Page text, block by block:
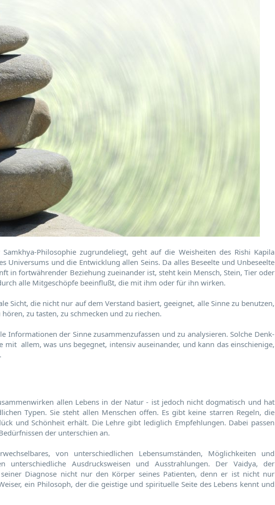
Philosophie zugrundeliegt, geht auf die Weisheiten des Rishi Kapila
Universums und die Entwicklung allen Seins. Da alles Beseelte und Unbeseelte
in fortwährender Beziehung zueinander ist, steht kein Mensch, Stein, Tier oder
alle Mitgeschöpfe beeinflußt, die mit ihm oder für ihn wirken.
Sicht, die nicht nur auf dem Verstand basiert, geeignet, alle Sinne zu benutzen,
zu tasten, zu schmecken und zu riechen.
Informationen der Sinne zusammenzufassen und zu analysieren. Solche Denk-
mit allem, was uns begegnet, intensiv auseinander, und kann das einschienige,
allen Lebens in der Natur - ist jedoch nicht dogmatisch und hat
Typen. Sie steht allen Menschen offen. Es gibt keine starren Regeln, die
und Schönheit erhält. Die Lehre gibt lediglich Empfehlungen. Dabei passen
der unterschien an.
von unterschiedlichen Lebensumständen, Möglichkeiten und
unterschiedliche Ausdrucksweisen und Ausstrahlungen. Der Vaidya, der
Diagnose nicht nur den Körper seines Patienten, denn er ist nicht nur
ein Philosoph, der die geistige und spirituelle Seite des Lebens kennt und